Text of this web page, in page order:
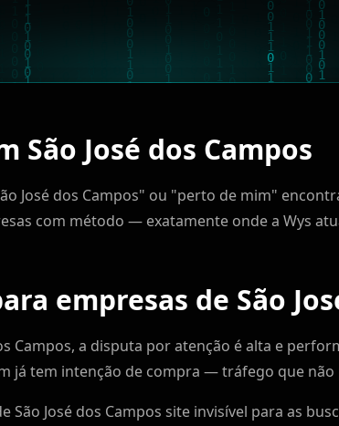
São José dos Campos
José dos Campos" ou "perto de mim"
com método — exatamente onde a Wys
empresas de São
Campos, a disputa por atenção é alta e
já tem intenção de compra — tráfego que
São José dos Campos site invisível para as